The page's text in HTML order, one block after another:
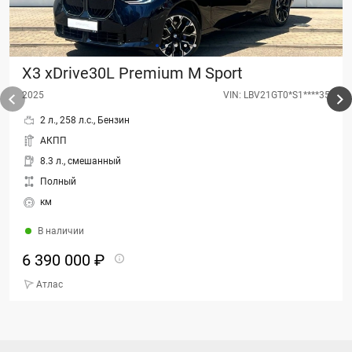
X3 xDrive30L Premium M Sport
2025 VIN: LBV21GT0*S1****35
2 л., 258 л.с., Бензин
АКПП
8.3 л., смешанный
Полный
км
В наличии
6 390 000 ₽
Атлас